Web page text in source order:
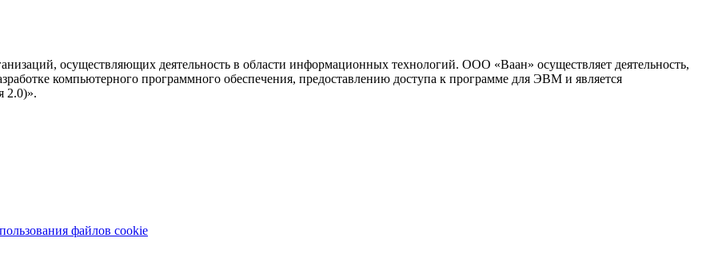
осуществляющих деятельность в области информационных технологий. ООО «Ваан» осуществляет деятельность,
компьютерного программного обеспечения, предоставлению доступа к программе для ЭВМ и является
2.0)».
файлов cookie